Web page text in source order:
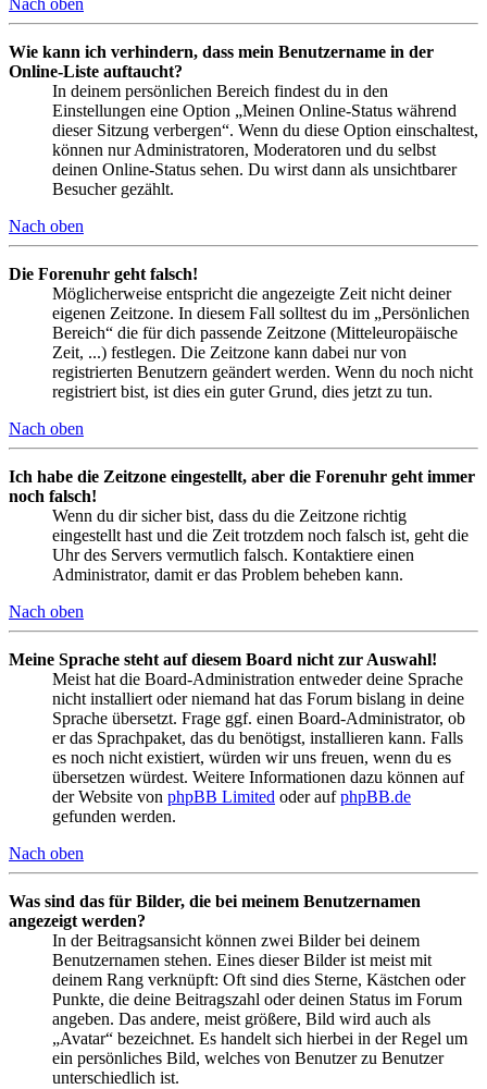
Nach oben
Wie kann ich verhindern, dass mein Benutzername in der
Online-Liste auftaucht?
In deinem persönlichen Bereich findest du in den
Einstellungen eine Option „Meinen Online-Status während
dieser Sitzung verbergen“. Wenn du diese Option einschaltest,
können nur Administratoren, Moderatoren und du selbst
deinen Online-Status sehen. Du wirst dann als unsichtbarer
Besucher gezählt.
Nach oben
Die Forenuhr geht falsch!
Möglicherweise entspricht die angezeigte Zeit nicht deiner
eigenen Zeitzone. In diesem Fall solltest du im „Persönlichen
Bereich“ die für dich passende Zeitzone (Mitteleuropäische
Zeit, ...) festlegen. Die Zeitzone kann dabei nur von
registrierten Benutzern geändert werden. Wenn du noch nicht
registriert bist, ist dies ein guter Grund, dies jetzt zu tun.
Nach oben
Ich habe die Zeitzone eingestellt, aber die Forenuhr geht immer
noch falsch!
Wenn du dir sicher bist, dass du die Zeitzone richtig
eingestellt hast und die Zeit trotzdem noch falsch ist, geht die
Uhr des Servers vermutlich falsch. Kontaktiere einen
Administrator, damit er das Problem beheben kann.
Nach oben
Meine Sprache steht auf diesem Board nicht zur Auswahl!
Meist hat die Board-Administration entweder deine Sprache
nicht installiert oder niemand hat das Forum bislang in deine
Sprache übersetzt. Frage ggf. einen Board-Administrator, ob
er das Sprachpaket, das du benötigst, installieren kann. Falls
es noch nicht existiert, würden wir uns freuen, wenn du es
übersetzen würdest. Weitere Informationen dazu können auf
der Website von phpBB Limited oder aufphpBB.de
gefunden werden.
Nach oben
Was sind das für Bilder, die bei meinem Benutzernamen
angezeigt werden?
In der Beitragsansicht können zwei Bilder bei deinem
Benutzernamen stehen. Eines dieser Bilder ist meist mit
deinem Rang verknüpft: Oft sind dies Sterne, Kästchen oder
Punkte, die deine Beitragszahl oder deinen Status im Forum
angeben. Das andere, meist größere, Bild wird auch als
„Avatar“ bezeichnet. Es handelt sich hierbei in der Regel um
ein persönliches Bild, welches von Benutzer zu Benutzer
unterschiedlich ist.